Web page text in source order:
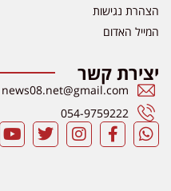
הצהרת נגישות
המייל האדום
יצירת קשר
news08.net@gmail.com
054-9759222